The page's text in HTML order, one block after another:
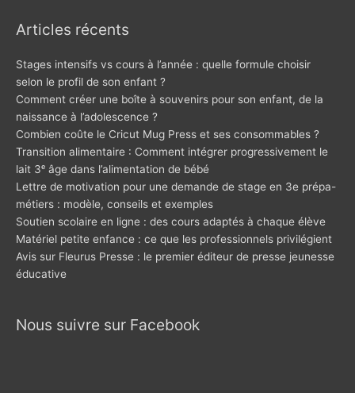
Articles récents
Stages intensifs vs cours à l’année : quelle formule choisir
selon le profil de son enfant ?
Comment créer une boîte à souvenirs pour son enfant, de la
naissance à l’adolescence ?
Combien coûte le Cricut Mug Press et ses consommables ?
Transition alimentaire : Comment intégrer progressivement le
lait 3ᵉ âge dans l’alimentation de bébé
Lettre de motivation pour une demande de stage en 3e prépa-
métiers : modèle, conseils et exemples
Soutien scolaire en ligne : des cours adaptés à chaque élève
Matériel petite enfance : ce que les professionnels privilégient
Avis sur Fleurus Presse : le premier éditeur de presse jeunesse
éducative
Nous suivre sur Facebook